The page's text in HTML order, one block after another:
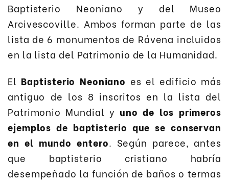
Baptisterio Neoniano y del Museo
Arcivescoville. Ambos forman parte de las
lista de 6 monumentos de Rávena incluidos
en la lista del Patrimonio de la Humanidad.
El Baptisterio Neoniano es el edificio más
antiguo de los 8 inscritos en la lista del
Patrimonio Mundial y uno de los primeros
ejemplos de baptisterio que se conservan
en el mundo entero. Según parece, antes
que baptisterio cristiano habría
desempeñado la función de baños o termas